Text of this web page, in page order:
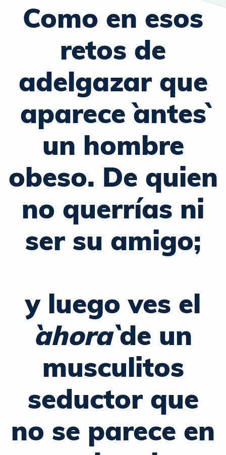
Como en esos
retos de
adelgazar que
aparece ``antes``
un hombre
obeso. De quien
no querrías ni
ser su amigo;
y luego ves el
``ahora``de un
musculitos
seductor que
no se parece en